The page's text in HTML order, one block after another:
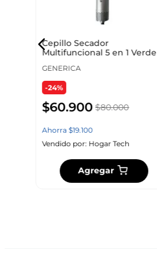
Cepillo Secador
Multifuncional 5 en 1 Verde
GENERICA
-24%
$60.900 $80.000
Ahorra$19.100
Vendido por: Hogar Tech
Agregar